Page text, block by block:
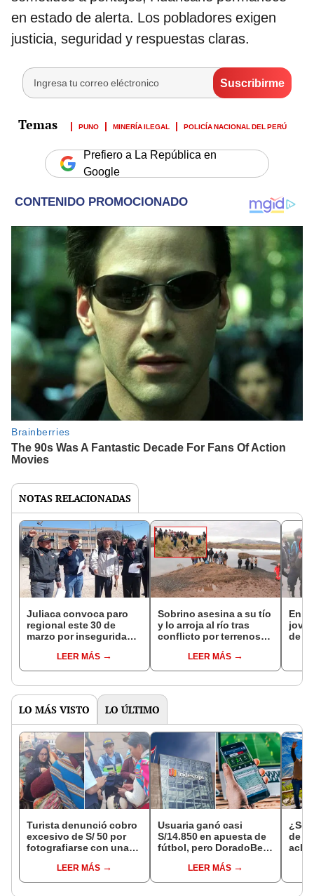
en estado de alerta. Los pobladores exigen
justicia, seguridad y respuestas claras.
PUNO MINERÍA ILEGAL POLICÍA NACIONAL DEL PERÚ
Prefiero a La República en
Google
NOTAS RELACIONADAS
Juliaca convoca paro
regional este 30 de
marzo por inseguridad y
de la Policía Nacional
LEER MÁS
Sobrino asesina a su tío
y lo arroja al río tras
conflicto por terrenos
buscan cuerpo de la
víctima
LEER MÁS
En
de
LO MÁS VISTO LO ÚLTIMO
Turista denunció cobro
excesivo de S/ 50 por
fotografiarse con una
Serenazgo recuperó el
dinero
LEER MÁS
Usuaria ganó casi
S/14.850 en apuesta de
fútbol, pero DoradoBet
Indecopi multó a la
empresa con más de S/
LEER MÁS
¿Se
de